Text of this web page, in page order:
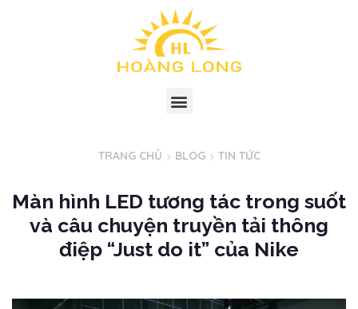
TRANG CHỦ BLOG TIN TỨC
Màn hình LED tương tác trong suốt
và câu chuyện truyền tải thông
điệp “Just do it” của Nike